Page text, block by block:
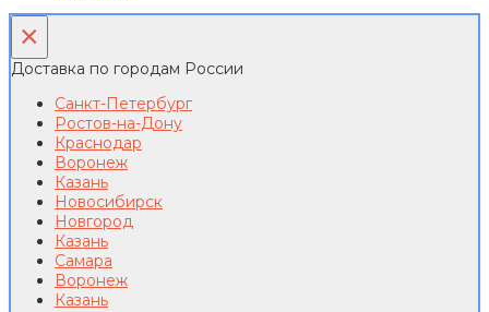
×
Доставка по городам России
Санкт-Петербург
Ростов-на-Дону
Краснодар
Воронеж
Казань
Новосибирск
Новгород
Казань
Самара
Воронеж
Казань